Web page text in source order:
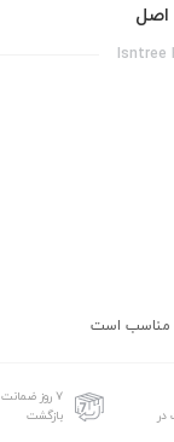
اصل
Isntree
مناسب است
در
۷ روز ضمانت
بازگشت